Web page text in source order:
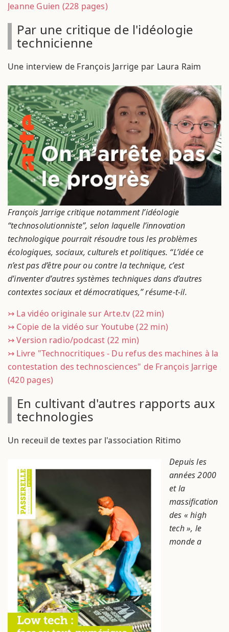
Jeanne Guien (228 pages)
Par une critique de l'idéologie
technicienne
Une interview de François Jarrige par Laura Raim
François Jarrige critique notamment l’idéologie
“technosolutionniste”, selon laquelle l’innovation
technologique pourrait résoudre tous les problèmes
écologiques, sociaux, culturels et politiques. “L’idée ce
n’est pas d’être pour ou contre la technique, c’est
d’inventer d’autres systèmes techniques dans d’autres
contextes sociaux et démocratiques,” résume-t-il.
↣ La vidéo originale sur Arte.tv (22 min)
↣ Copie de la vidéo sur Youtube (22 min)
↣ Version radio/podcast (22 min)
↣ Livre "Technocritiques - Du refus des machines à la
contestation des technosciences" de François Jarrige
(420 pages)
En cultivant d'autres rapports aux
technologies
Un receuil de textes par l'association Ritimo
Depuis les
années 2000
et la
massification
des « high
tech », le
monde a